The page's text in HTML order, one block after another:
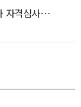
<진보당 제 21대 대통령선거 후보 출마예정자 자격심사 공고>